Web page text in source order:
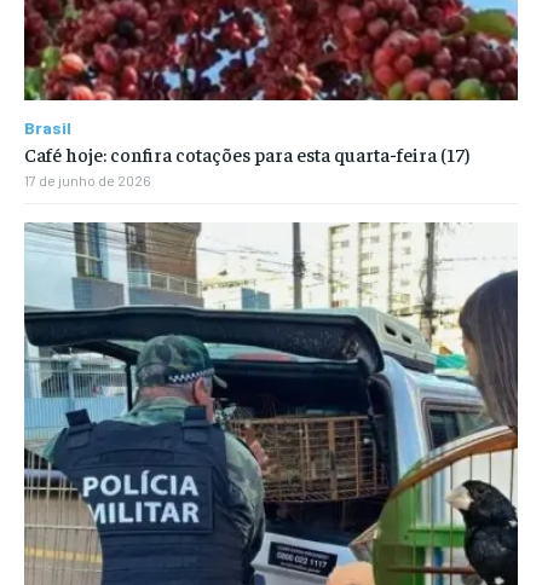
Brasil
Café hoje: confira cotações para esta quarta-feira (17)
17 de junho de 2026